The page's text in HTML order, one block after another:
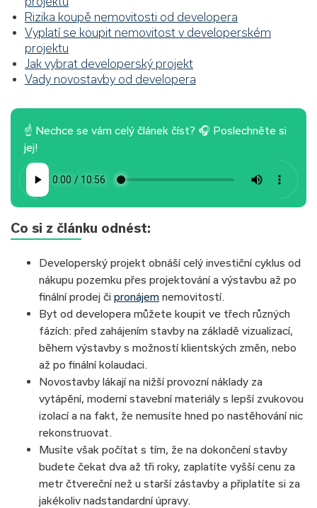
Rizika koupě nemovitosti od developera
Vyplatí se koupit nemovitost v developerském
projektu
Jak vybrat developerský projekt
Vady novostavby od developera
☝ Nechce se vám celý článek číst? 🎧 Poslechněte si
jej!
Co si z článku odnést:
Developerský projekt obnáší celý investiční cyklus od
nákupu pozemku přes projektování a výstavbu až po
finální prodej či pronájem nemovitostí.
Byt od developera můžete koupit ve třech různých
fázích: před zahájením stavby na základě vizualizací,
během výstavby s možností klientských změn, nebo
až po finální kolaudaci.
Novostavby lákají na nižší provozní náklady za
vytápění, moderní stavební materiály s lepší zvukovou
izolací a na fakt, že nemusíte hned po nastěhování nic
rekonstruovat.
Musíte však počítat s tím, že na dokončení stavby
budete čekat dva až tři roky, zaplatíte vyšší cenu za
metr čtvereční než u starší zástavby a připlatíte si za
jakékoliv nadstandardní úpravy.